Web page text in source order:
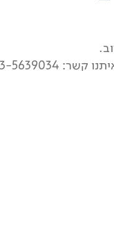
קשר: 03-5639034